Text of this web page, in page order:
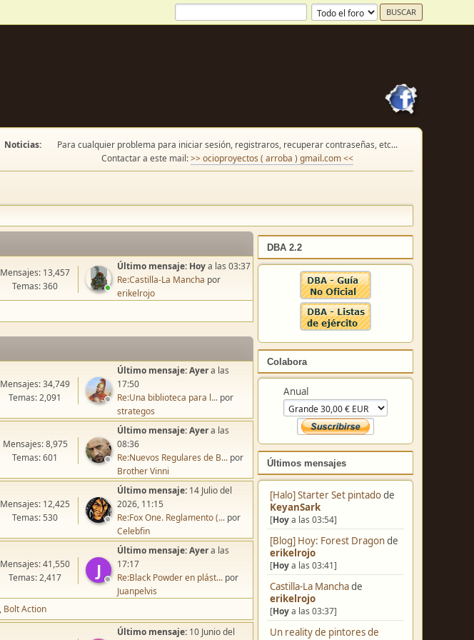
Noticias:
Para cualquier problema para iniciar sesión, registraros, recuperar contraseñas, etc...
Contactar a este mail:>> ocioproyectos ( arroba ) gmail.com <<
DBA 2.2
Colabora
Anual
Últimos mensajes
[Halo] Starter Set pintadode
KeyanSark
[Hoya las 03:54]
[Blog] Hoy: Forest Dragonde
erikelrojo
[Hoya las 03:41]
Castilla-La Manchade
erikelrojo
[Hoya las 03:37]
Un reality de pintores de
Mensajes: 13,457
Temas: 360
Último mensaje: Hoya las 03:37
Re:Castilla-La Mancha por
erikelrojo
Mensajes: 34,749
Temas: 2,091
Último mensaje:Ayera las
17:50
Re:Una biblioteca para l... por
strategos
Mensajes: 8,975
Temas: 601
Último mensaje:Ayera las
08:36
Re:Nuevos Regulares de B... por
Brother Vinni
Mensajes: 12,425
Temas: 530
Último mensaje: 14 Julio del
2026, 11:15
Re:Fox One. Reglamento (... por
Celebfin
J
Mensajes: 41,550
Temas: 2,417
Último mensaje:Ayera las
17:17
Re:Black Powder en plást... por
Juanpelvis
Bolt Action
Último mensaje: 10 Junio del